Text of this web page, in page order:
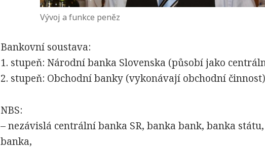
Vývoj a funkce peněz
Bankovní soustava:
1. stupeň: Národní banka Slovenska (působí jako
2. stupeň: Obchodní banky (vykonávají obchodní činnost)
NBS:
– nezávislá centrální banka SR, banka bank, banka
banka,